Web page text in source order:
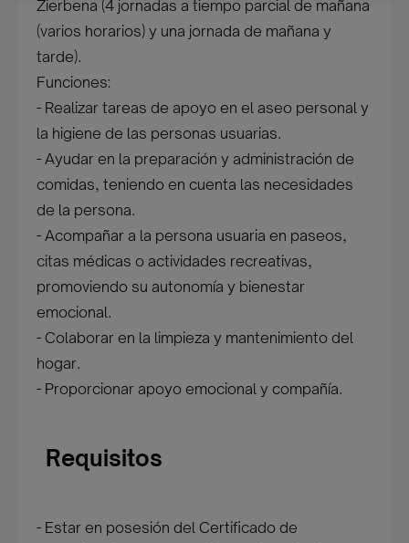
Zierbena (4 jornadas a tiempo parcial de mañana
(varios horarios) y una jornada de mañana y
tarde).
Funciones:
- Realizar tareas de apoyo en el aseo personal y
la higiene de las personas usuarias.
- Ayudar en la preparación y administración de
comidas, teniendo en cuenta las necesidades
de la persona.
- Acompañar a la persona usuaria en paseos,
citas médicas o actividades recreativas,
promoviendo su autonomía y bienestar
emocional.
- Colaborar en la limpieza y mantenimiento del
hogar.
- Proporcionar apoyo emocional y compañía.
Requisitos
- Estar en posesión del Certificado de